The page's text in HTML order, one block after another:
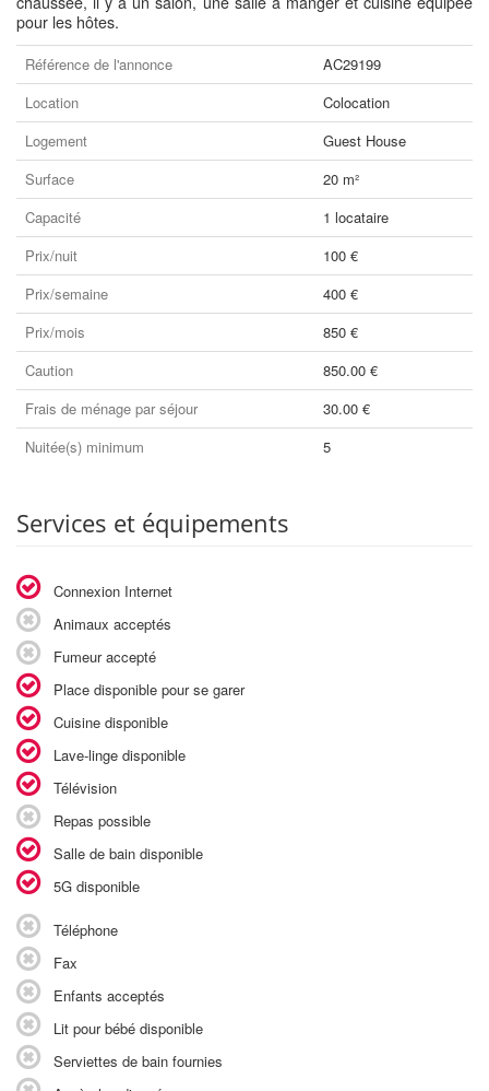
pour les hôtes.
Référence de l'annonce
AC29199
Location
Colocation
Logement
Guest House
Surface
20 m²
Capacité
1 locataire
Prix/nuit
100 €
Prix/semaine
400 €
Prix/mois
850 €
Caution
850.00 €
Frais de ménage par séjour
30.00 €
Nuitée(s) minimum
5
Services et équipements
Connexion Internet
Animaux acceptés
Fumeur accepté
Place disponible pour se garer
Cuisine disponible
Lave-linge disponible
Télévision
Repas possible
Salle de bain disponible
5G disponible
Téléphone
Fax
Enfants acceptés
Lit pour bébé disponible
Serviettes de bain fournies